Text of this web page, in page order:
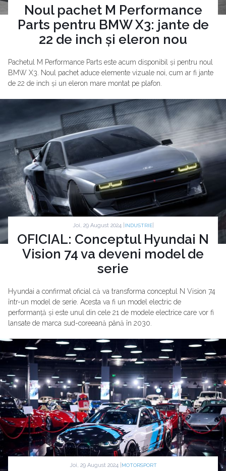
Noul pachet M Performance
Parts pentru BMW X3: jante de
22 de inch și eleron nou
Pachetul M Performance Parts este acum disponibil și pentru noul
BMW X3. Noul pachet aduce elemente vizuale noi, cum ar fi jante
de 22 de inch și un eleron mare montat pe plafon.
Joi, 29 August 2024 | INDUSTRIE|
OFICIAL: Conceptul Hyundai N
Vision 74 va deveni model de
serie
Hyundai a confirmat oficial că va transforma conceptul N Vision 74
într-un model de serie. Acesta va fi un model electric de
performanță și este unul din cele 21 de modele electrice care vor fi
lansate de marca sud-coreeană până în 2030.
Joi, 29 August 2024 | MOTORSPORT